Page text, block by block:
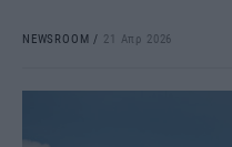
NEWSROOM / 21 Απρ 2026